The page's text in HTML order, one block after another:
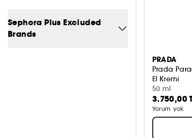
Sephora Plus Excluded
Brands
PRADA
Prada
El Kremi
50 ml
3.750,00
Yorum yok